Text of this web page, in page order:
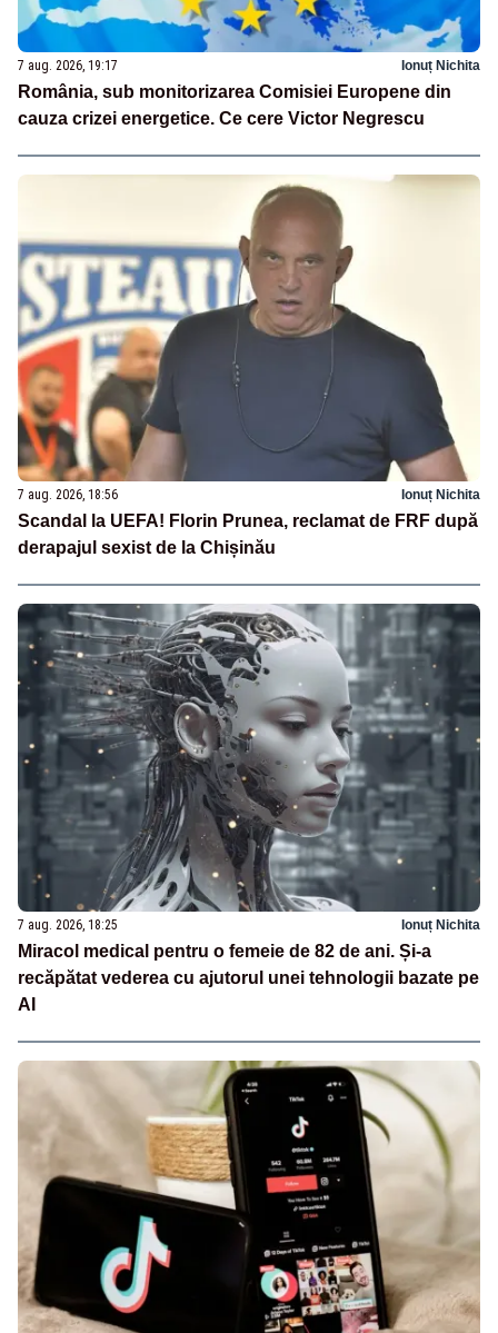
7 aug. 2026, 19:17 Ionuț Nichita
România, sub monitorizarea Comisiei Europene din
cauza crizei energetice. Ce cere Victor Negrescu
7 aug. 2026, 18:56 Ionuț Nichita
Scandal la UEFA! Florin Prunea, reclamat de FRF după
derapajul sexist de la Chișinău
7 aug. 2026, 18:25 Ionuț Nichita
Miracol medical pentru o femeie de 82 de ani. Și-a
recăpătat vederea cu ajutorul unei tehnologii bazate pe
AI